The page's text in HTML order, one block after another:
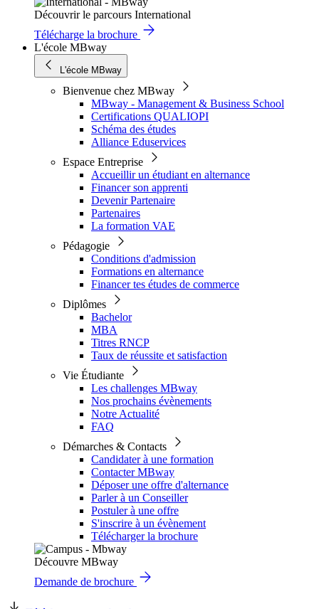
Découvrir le parcours International
Télécharge la brochure
L'école MBway
L'école MBway
Bienvenue chez MBway
MBway - Management & Business School
Certifications QUALIOPI
Schéma des études
Alliance Eduservices
Espace Entreprise
Accueillir un étudiant en alternance
Financer son apprenti
Devenir Partenaire
Partenaires
La formation VAE
Pédagogie
Conditions d'admission
Formations en alternance
Financer tes études de commerce
Diplômes
Bachelor
MBA
Titres RNCP
Taux de réussite et satisfaction
Vie Étudiante
Les challenges MBway
Nos prochains évènements
Notre Actualité
FAQ
Démarches & Contacts
Candidater à une formation
Contacter MBway
Déposer une offre d'alternance
Parler à un Conseiller
Postuler à une offre
S'inscrire à un évènement
Télécharger la brochure
Découvre MBway
Demande de brochure